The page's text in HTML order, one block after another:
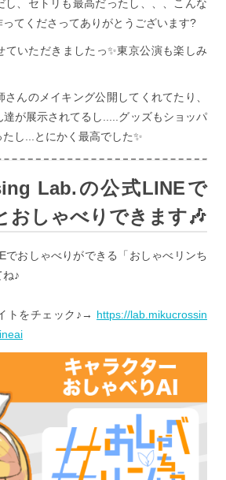
し、セトリも最高だったし、、、こんな
てくださってありがとうございます?
ていただきましたっ✨東京公演も楽しみ
んのメイキング公開してくれてたり、
が展示されてるし.....グッズもショッパ
し...とにかく最高でした✨
Lab.の公式LINEで
おしゃべりできます🎶
でおしゃべりができる「おしゃべリンち
♪
トをチェック♪→ https://lab.mikucrossin